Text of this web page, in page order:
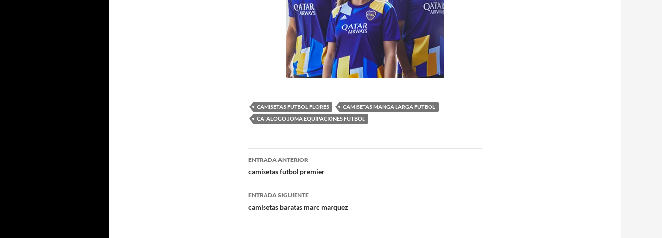
CAMISETAS FUTBOL FLORES
CAMISETAS MANGA LARGA FUTBOL
CATALOGO JOMA EQUIPACIONES FUTBOL
Navegación
de
entradas
ENTRADA ANTERIOR
camisetas futbol premier
ENTRADA SIGUIENTE
camisetas baratas marc marquez